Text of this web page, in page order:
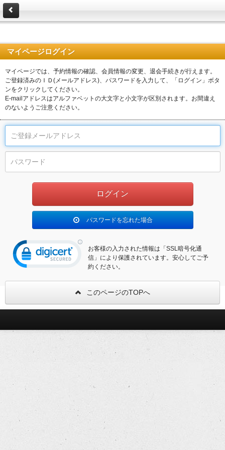
マイページログイン
マイページでは、予約情報の確認、会員情報の変更、退会手続きが行えます。
ご登録済みのＩＤ(メールアドレス)、パスワードを入力して、「ログイン」ボタ
ンをクリックしてください。
E-mailアドレスはアルファベットの大文字と小文字が区別されます。お間違え
のないようご注意ください。
パスワードを忘れた場合
お客様の入力された情報は「SSL暗号化通
信」により保護されています。安心してご予
約ください。
このページのTOPへ